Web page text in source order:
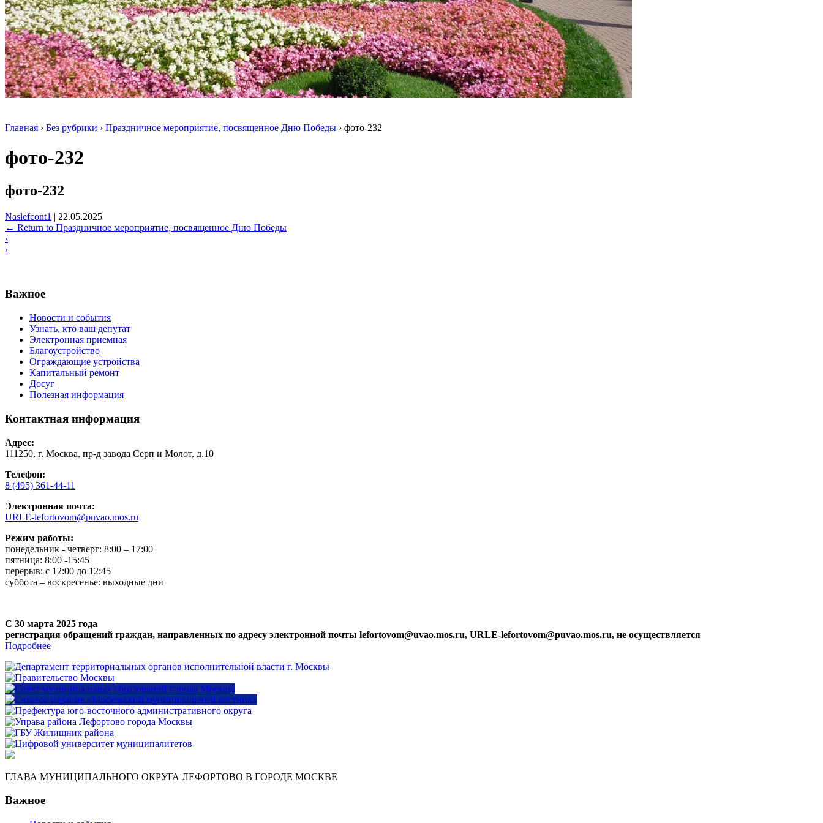
Главная › Без рубрики › Праздничное мероприятие, посвященное Дню Победы › фото-232
фото-232
фото-232
Naslefcont1 | 22.05.2025
← Return to Праздничное мероприятие, посвященное Дню Победы
‹
›
Важное
Новости и события
Узнать, кто ваш депутат
Электронная приемная
Благоустройство
Ограждающие устройства
Капитальный ремонт
Досуг
Полезная информация
Контактная информация
Адрес:
111250, г. Москва, пр-д завода Серп и Молот, д.10
Телефон:
8 (495) 361-44-11
Электронная почта:
URLE-lefortovom@puvao.mos.ru
Режим работы:
понедельник - четверг: 8:00 – 17:00
пятница: 8:00 -15:45
перерыв: с 12:00 до 12:45
суббота – воскресенье: выходные дни
С 30 марта 2025 года
регистрация обращений граждан, направленных по адресу электронной почты lefortovom@uvao.mos.ru, URLE-lefortovom@puvao.mos.ru, не осуществляется
Подробнее
ГЛАВА МУНИЦИПАЛЬНОГО ОКРУГА ЛЕФОРТОВО В ГОРОДЕ МОСКВЕ
Важное